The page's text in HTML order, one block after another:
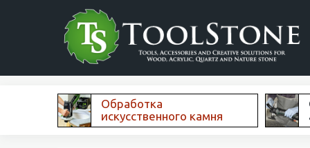
Обработка
искусственного камня